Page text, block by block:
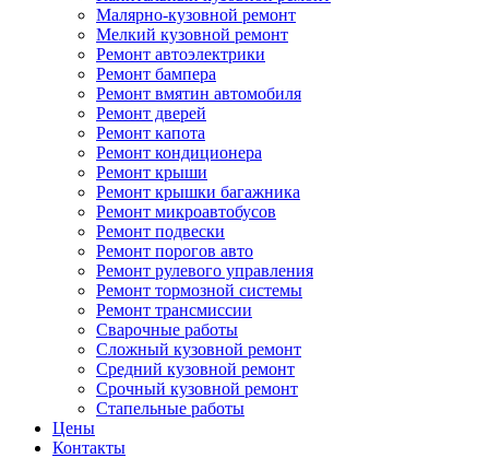
Малярно-кузовной ремонт
Мелкий кузовной ремонт
Ремонт автоэлектрики
Ремонт бампера
Ремонт вмятин автомобиля
Ремонт дверей
Ремонт капота
Ремонт кондиционера
Ремонт крыши
Ремонт крышки багажника
Ремонт микроавтобусов
Ремонт подвески
Ремонт порогов авто
Ремонт рулевого управления
Ремонт тормозной системы
Ремонт трансмиссии
Сварочные работы
Сложный кузовной ремонт
Средний кузовной ремонт
Срочный кузовной ремонт
Стапельные работы
Цены
Контакты